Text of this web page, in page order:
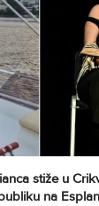
stiže u
na